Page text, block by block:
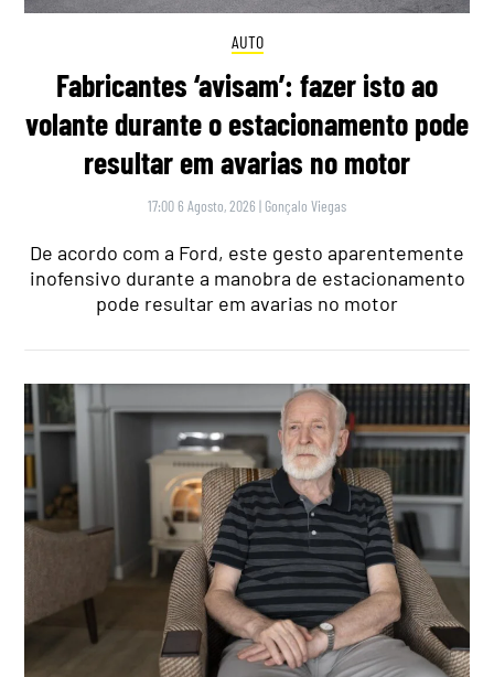
AUTO
Fabricantes ‘avisam’: fazer isto ao
volante durante o estacionamento pode
resultar em avarias no motor
17:00 6 Agosto, 2026 | Gonçalo Viegas
De acordo com a Ford, este gesto aparentemente
inofensivo durante a manobra de estacionamento
pode resultar em avarias no motor